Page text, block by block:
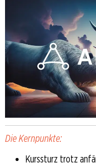
Die Kernpunkte:
Kurssturz trotz